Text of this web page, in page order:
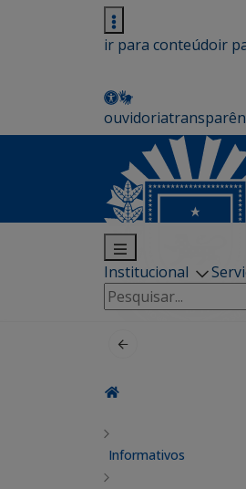
ir para conteúdoir
ouvidoria
Institucional
Pesquisar
por:
Informativos